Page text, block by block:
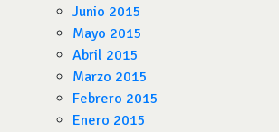
Junio 2015
Mayo 2015
Abril 2015
Marzo 2015
Febrero 2015
Enero 2015